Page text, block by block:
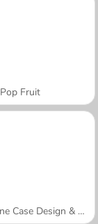
Pop Fruit
Mobile Phone Case Design & DIY